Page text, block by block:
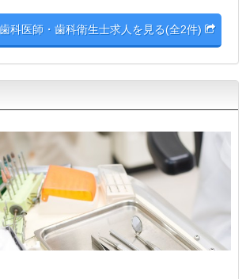
科医師・歯科衛生士求人を見る(全2件)